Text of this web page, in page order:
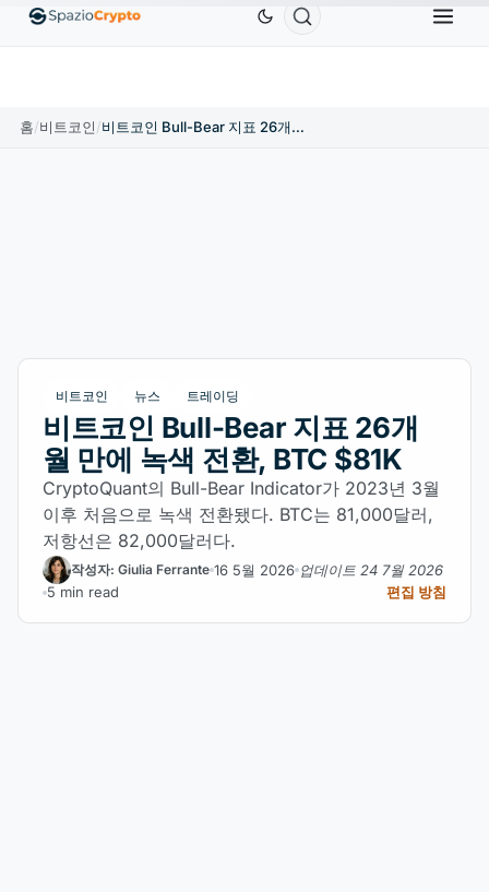
EthereumETHUS$1,880.58 TetherUSDT ↑0.00%
홈/비트코인/ 비트코인 Bull-Bear 지표 26개월 만에 녹색 전환, BTC $81K
비트코인 뉴스 트레이딩
비트코인 Bull-Bear 지표 26개
월 만에 녹색 전환, BTC $81K
CryptoQuant의 Bull-Bear Indicator가 2023년 3월
이후 처음으로 녹색 전환됐다. BTC는 81,000달러,
저항선은 82,000달러다.
작성자: Giulia Ferrante 16 5월 2026 업데이트 24 7월 2026
5 min read
편집 방침